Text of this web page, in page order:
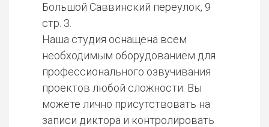
Большой Саввинский переулок, 9
стр. 3.
Наша студия оснащена всем
необходимым оборудованием для
профессионального озвучивания
проектов любой сложности. Вы
можете лично присутствовать на
записи диктора и контролировать